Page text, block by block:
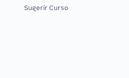
Sugerir Curso